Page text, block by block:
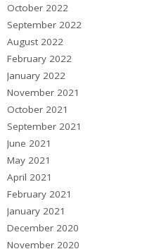
October 2022
September 2022
August 2022
February 2022
January 2022
November 2021
October 2021
September 2021
June 2021
May 2021
April 2021
February 2021
January 2021
December 2020
November 2020